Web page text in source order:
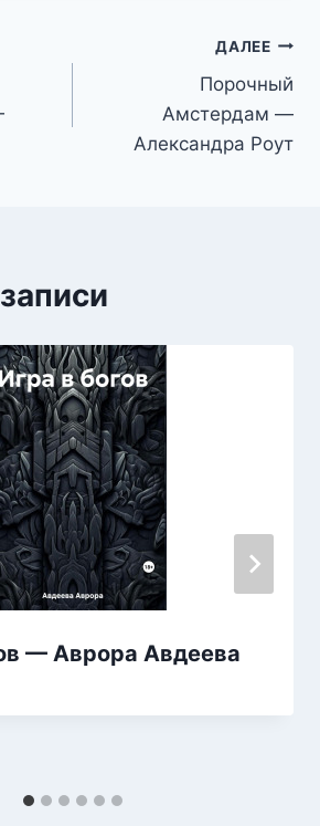
ДАЛЕЕ
Порочный
Амстердам —
Александра Роут
— Аврора Авдеева